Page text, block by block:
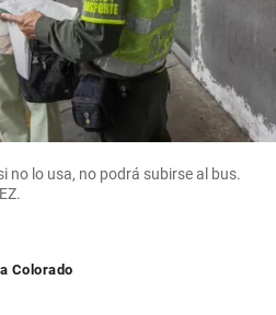
el
capturado
share
no lo usa, no podrá subirse al bus.
Colorado